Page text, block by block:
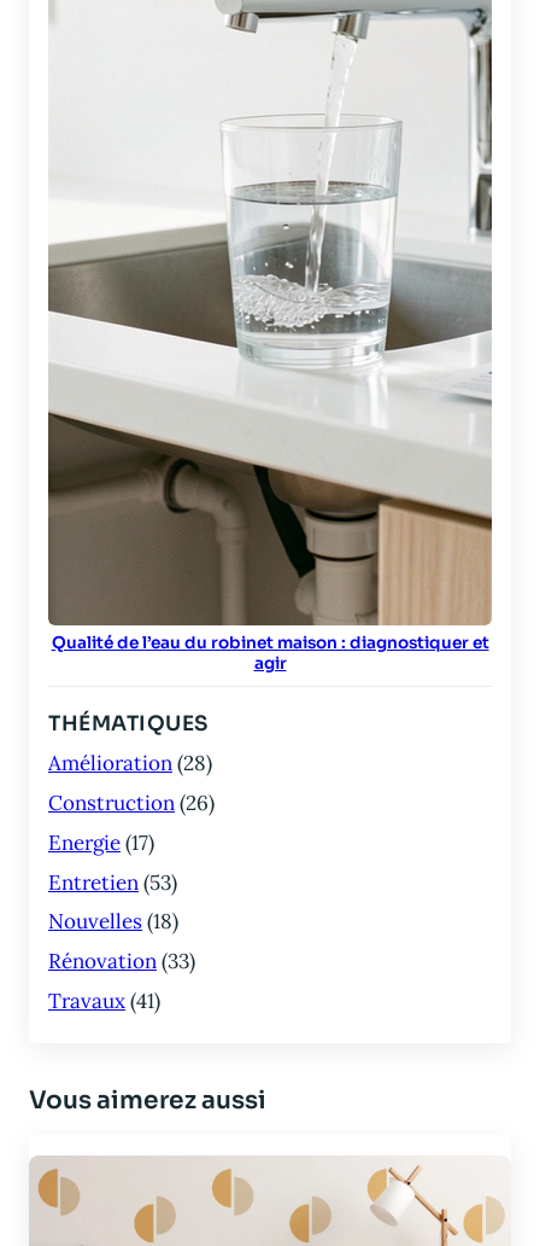
Qualité de l’eau du robinet maison : diagnostiquer et
agir
THÉMATIQUES
Amélioration(28)
Construction(26)
Energie(17)
Entretien(53)
Nouvelles(18)
Rénovation(33)
Travaux(41)
Vous aimerez aussi